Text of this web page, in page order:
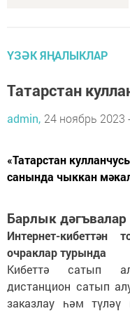
ҮЗӘК ЯҢАЛЫКЛАР
Татарстан
admin, 24 ноябрь 2023
«Татарстан
санында чыккан
Барлык
Интернет-кибеттән
очраклар турында
Кибеттә сатып
дистанцион сатып
заказлау һәм түләү